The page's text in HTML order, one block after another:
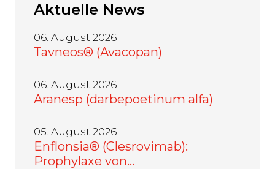
Aktuelle News
06. August 2026
Tavneos® (Avacopan)
06. August 2026
Aranesp (darbepoetinum alfa)
05. August 2026
Enflonsia® (Clesrovimab):
Prophylaxe von…